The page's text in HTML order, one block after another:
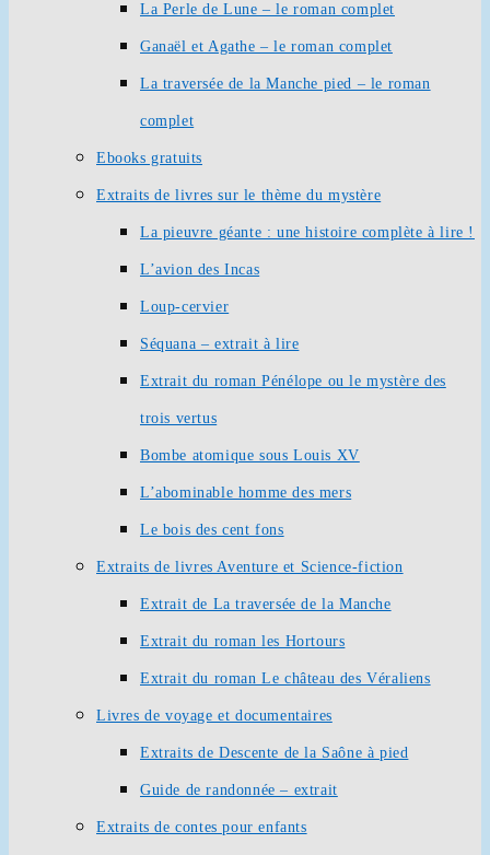
La Perle de Lune – le roman complet
Ganaël et Agathe – le roman complet
La traversée de la Manche pied – le roman
complet
Ebooks gratuits
Extraits de livres sur le thème du mystère
La pieuvre géante : une histoire complète à lire !
L’avion des Incas
Loup-cervier
Séquana – extrait à lire
Extrait du roman Pénélope ou le mystère des
trois vertus
Bombe atomique sous Louis XV
L’abominable homme des mers
Le bois des cent fons
Extraits de livres Aventure et Science-fiction
Extrait de La traversée de la Manche
Extrait du roman les Hortours
Extrait du roman Le château des Véraliens
Livres de voyage et documentaires
Extraits de Descente de la Saône à pied
Guide de randonnée – extrait
Extraits de contes pour enfants